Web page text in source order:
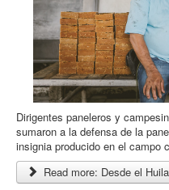
Dirigentes paneleros y
sumaron a la defensa de la
insignia producido en el campo
Read more: Desde el